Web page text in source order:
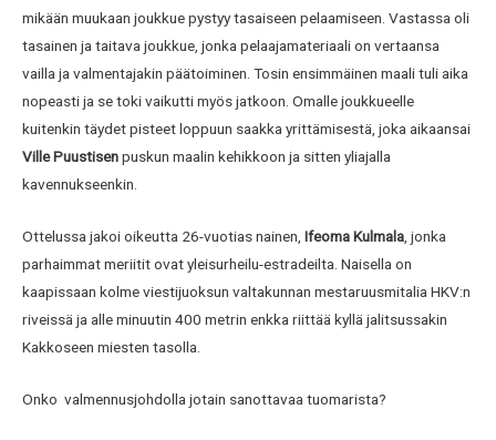
mikään muukaan joukkue pystyy tasaiseen pelaamiseen. Vastassa oli
tasainen ja taitava joukkue, jonka pelaajamateriaali on vertaansa
vailla ja valmentajakin päätoiminen. Tosin ensimmäinen maali tuli aika
nopeasti ja se toki vaikutti myös jatkoon. Omalle joukkueelle
kuitenkin täydet pisteet loppuun saakka yrittämisestä, joka aikaansai
Ville Puustisenpuskun maalin kehikkoon ja sitten yliajalla
kavennukseenkin.
Ottelussa jakoi oikeutta 26-vuotias nainen, Ifeoma Kulmala , jonka
parhaimmat meriitit ovat yleisurheilu-estradeilta. Naisella on
kaapissaan kolme viestijuoksun valtakunnan mestaruusmitalia HKV:n
riveissä ja alle minuutin 400 metrin enkka riittää kyllä jalitsussakin
Kakkoseen miesten tasolla.
Onko valmennusjohdolla jotain sanottavaa tuomarista?